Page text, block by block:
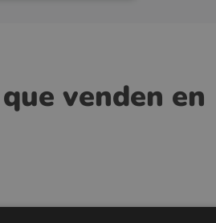
venden en